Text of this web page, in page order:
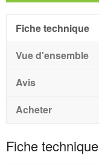
Fiche technique
Vue d'ensemble
Avis
Acheter
Fiche technique